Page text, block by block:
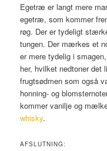
Egetræ er langt mere
egetræ, som kommer
røg. Der er tydeligt
tungen. Der mærkes et
er mere tydelig i
her, hvilket nedtoner
frugtsødmen som også
honning- og
kommer vanilje og
whisky.
AFSLUTNING: